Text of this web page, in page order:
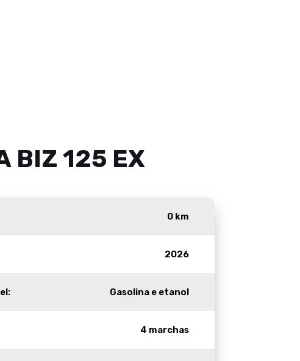
BIZ 125 EX
0 km
2026
Gasolina e etanol
4 marchas